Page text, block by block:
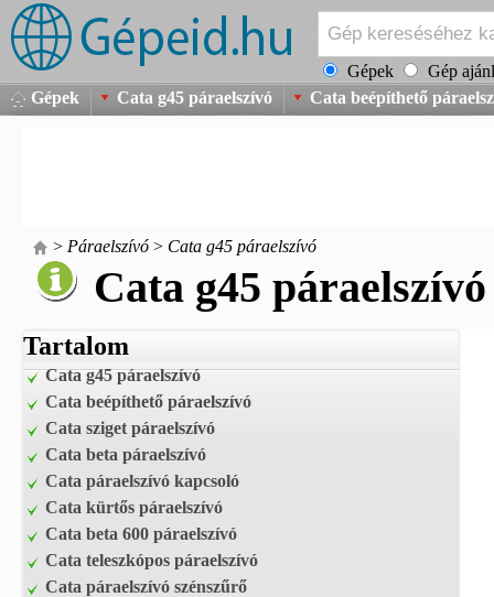
Gépek
Gép
Gépek
Cata g45 páraelszívó Cata beépíthető
> Páraelszívó > Cata g45 páraelszívó
Cata g45 páraelszívó
Tartalom
Cata g45 páraelszívó
Cata beépíthető páraelszívó
Cata sziget páraelszívó
Cata beta páraelszívó
Cata páraelszívó kapcsoló
Cata kürtős páraelszívó
Cata beta 600 páraelszívó
Cata teleszkópos páraelszívó
Cata páraelszívó szénszűrő